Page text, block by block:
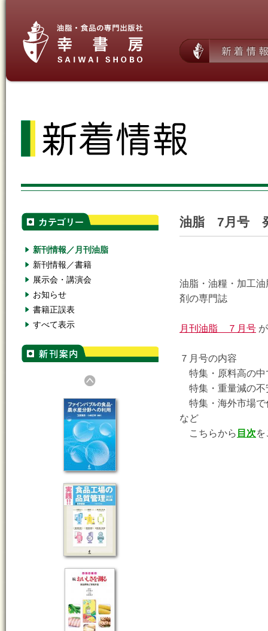
新刊情報／月刊油脂
新刊情報／書籍
展示会・講演会
お知らせ
書籍正誤表
すべて表示
油脂 7月号
油脂・油糧・加工
剤の専門誌
月刊油脂 ７月号
７月号の内容
特集・原料高の中
特集・重量減の不
特集・海外市場で
など
こちらから 目次